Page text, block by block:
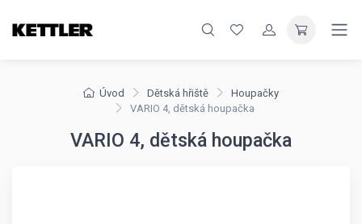
Úvod Dětská hřiště
Houpačky
VARIO 4, dětská houpačka
VARIO 4, dětská houpačka